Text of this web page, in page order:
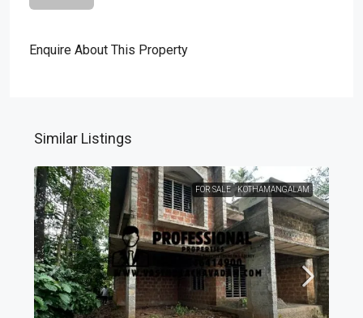
Enquire About This Property
Similar Listings
FOR SALE KOTHAMANGALAM